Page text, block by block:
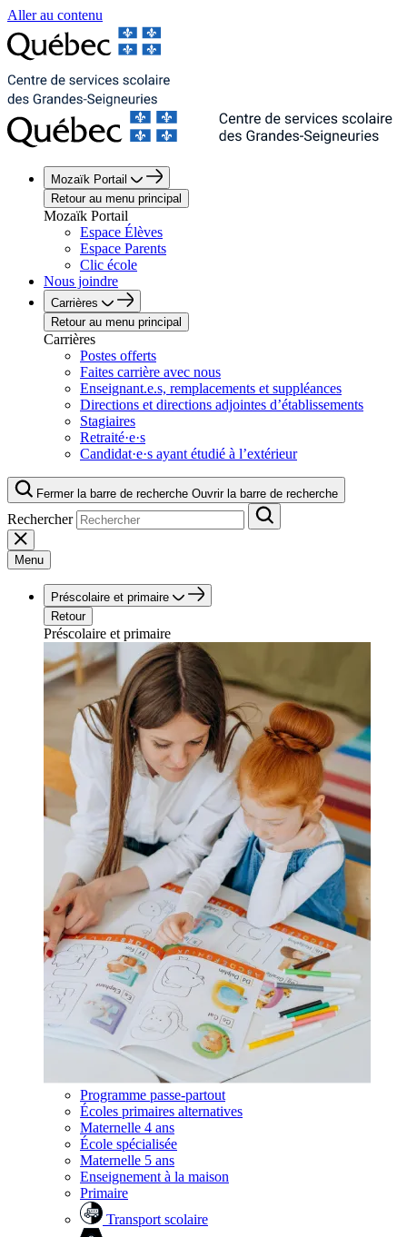
Aller au contenu
Mozaïk Portail
Retour au menu principal
Mozaïk Portail
Espace Élèves
Espace Parents
Clic école
Nous joindre
Carrières
Retour au menu principal
Carrières
Postes offerts
Faites carrière avec nous
Enseignant.e.s, remplacements et suppléances
Directions et directions adjointes d’établissements
Stagiaires
Retraité·e·s
Candidat·e·s ayant étudié à l’extérieur
Fermer la barre de recherche Ouvrir la barre de recherche
Rechercher
Menu
Préscolaire et primaire
Retour
Préscolaire et primaire
Programme passe-partout
Écoles primaires alternatives
Maternelle 4 ans
École spécialisée
Maternelle 5 ans
Enseignement à la maison
Primaire
Transport scolaire